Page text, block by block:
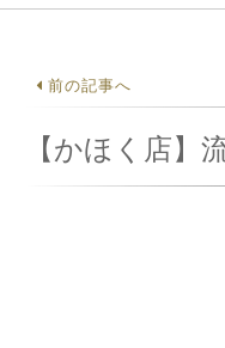
前の記事へ
【かほく店】